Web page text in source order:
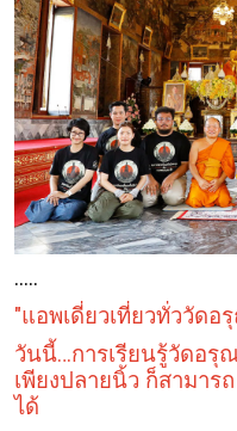
.....
"แอพเดี่ยวเที่ยวทั่ววัดอ
วันนี้…การเรียนรู้วัดอรุ
เพียงปลายนิ้ว ก็สามาร
ได้